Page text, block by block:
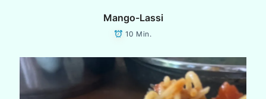
Mango-Lassi
10 Min.